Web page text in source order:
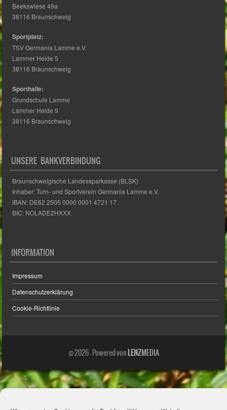
Beekswiese 49a
38116 Braunschweig
Sportplatz:
TSV Germania Lamme e.V.
Lammer Heide 5
38116 Braunschweig
Sporthalle:
Grundschule Lamme
Lammer Heide 9
38116 Braunschweig
UNSERE BANKVERBINDUNG
Braunschweigische Landessparkasse (BLSK)
Inhaber: Turn- und Sportverein Germania Lamme e.V.
IBAN: DE62 2505 0000 0001 4721 17
BIC: NOLADE2HXXX
INFORMATION
Impressum
Datenschutzerklärung
Cookie-Richtlinie
© 2026 - Powered vonLENZMEDIA